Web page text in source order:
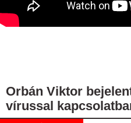
Orbán Viktor
vírussal